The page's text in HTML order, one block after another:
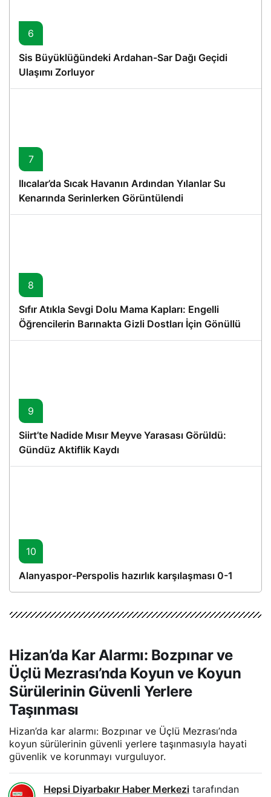
6
Sis Büyüklüğündeki Ardahan-Sar Dağı Geçidi
Ulaşımı Zorluyor
7
Ilıcalar’da Sıcak Havanın Ardından Yılanlar Su
Kenarında Serinlerken Görüntülendi
8
Sıfır Atıkla Sevgi Dolu Mama Kapları: Engelli
Öğrencilerin Barınakta Gizli Dostları İçin Gönüllü
Proje
9
Siirt’te Nadide Mısır Meyve Yarasası Görüldü:
Gündüz Aktiflik Kaydı
10
Alanyaspor-Perspolis hazırlık karşılaşması 0-1
Hizan’da Kar Alarmı: Bozpınar ve
Üçlü Mezrası’nda Koyun ve Koyun
Sürülerinin Güvenli Yerlere
Taşınması
Hizan’da kar alarmı: Bozpınar ve Üçlü Mezrası’nda
koyun sürülerinin güvenli yerlere taşınmasıyla hayati
güvenlik ve korunmayı vurguluyor.
Hepsi Diyarbakır Haber Merkezi tarafından